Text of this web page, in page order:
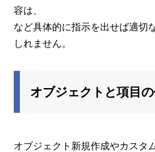
容は、
など具体的に指示を出せば適切
しれません。
オブジェクトと項目
オブジェクト新規作成やカスタ